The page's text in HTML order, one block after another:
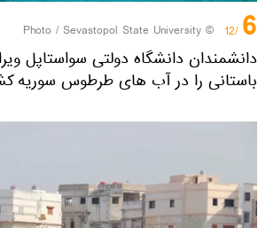
6
/12
© Photo /
Sevastopol State University
دانشمندان دانشگاه دولتی سواستاپل
باستانی را در آب های طرطوس سوریه